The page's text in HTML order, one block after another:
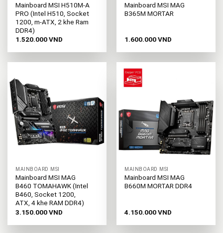
Mainboard MSI H510M-A
PRO (Intel H510, Socket
1200, m-ATX, 2 khe Ram
DDR4)
1.520.000VND
Mainboard MSI MAG
B365M MORTAR
1.600.000VND
MAINBOARD MSI
Mainboard MSI MAG
B460 TOMAHAWK (Intel
B460, Socket 1200,
ATX, 4 khe RAM DDR4)
3.150.000VND
MAINBOARD MSI
Mainboard MSI MAG
B660M MORTAR DDR4
4.150.000VND